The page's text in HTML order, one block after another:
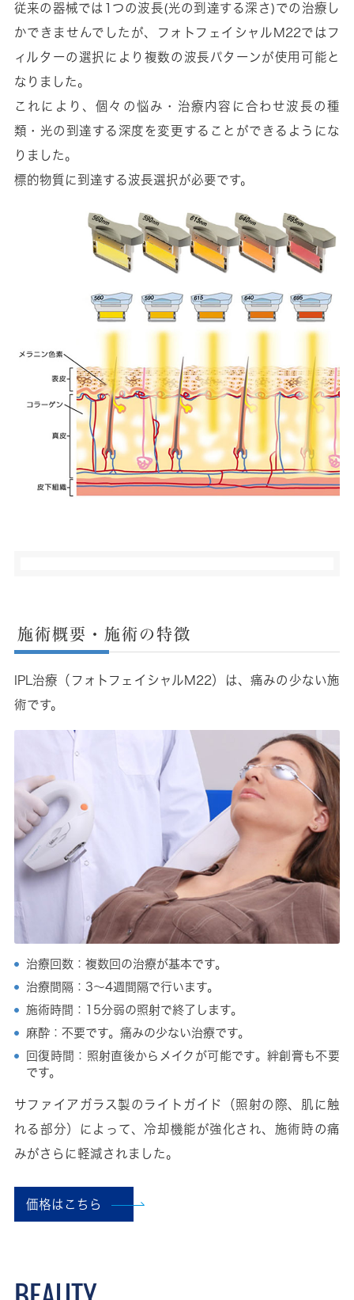
従来の器械では1つの波長(光の到達する深さ)での治療し
かできませんでしたが、フォトフェイシャルM22ではフ
ィルターの選択により複数の波長パターンが使用可能と
なりました。
これにより、個々の悩み・治療内容に合わせ波長の種
類・光の到達する深度を変更することができるようにな
りました。
標的物質に到達する波長選択が必要です。
施術概要・施術の特徴
IPL治療（フォトフェイシャルM22）は、痛みの少ない施
術です。
治療回数：複数回の治療が基本です。
治療間隔：3～4週間隔で行います。
施術時間：15分弱の照射で終了します。
麻酔：不要です。痛みの少ない治療です。
回復時間：照射直後からメイクが可能です。絆創膏も不要
です。
サファイアガラス製のライトガイド（照射の際、肌に触
れる部分）によって、冷却機能が強化され、施術時の痛
みがさらに軽減されました。
価格はこちら